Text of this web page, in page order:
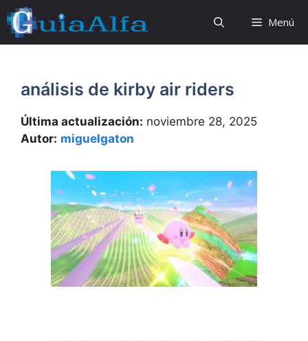
Saltar
al
contenido
Menú
análisis de kirby air riders
Última actualización: noviembre 28, 2025
Autor: miguelgaton